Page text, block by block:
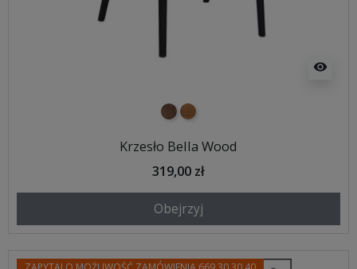
visibility
orzechnaturalne drewno
Krzesło Bella Wood
319,00 zł
Obejrzyj